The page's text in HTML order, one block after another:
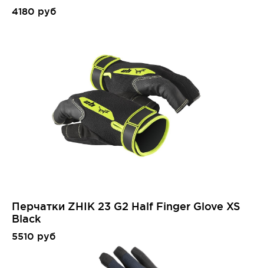
4180 руб
Перчатки ZHIK 23 G2 Half Finger Glove XS
Black
5510 руб